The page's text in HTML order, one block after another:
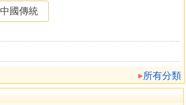
中國傳統
所有分類